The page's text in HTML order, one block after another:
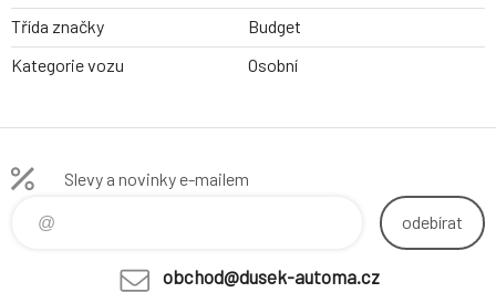
Třída značky
Budget
Kategorie vozu
Osobní
Slevy a novinky e-mailem
odebírat
obchod@dusek-automa.cz